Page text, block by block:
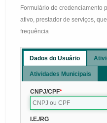
Formulário de credenciamento
ativo, prestador de serviços,
frequência
Dados do Usuário
Atividades Municipais
CNPJ/CPF
I.E./RG